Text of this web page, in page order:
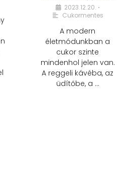
2023.12.20. •
Cukormentes
A modern
életmódunkban a
cukor szinte
mindenhol jelen van.
A reggeli kávéba, az
üdítőbe, a …